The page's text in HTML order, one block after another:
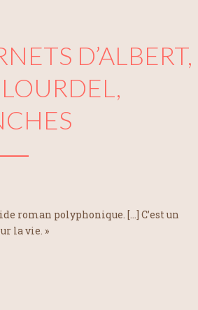
D’ALBERT,
roman polyphonique. […] C’est un
la vie. »